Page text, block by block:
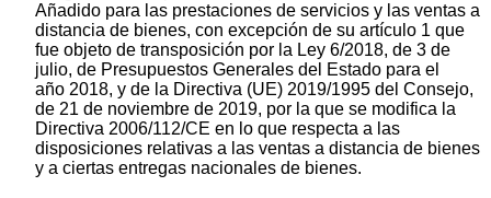
Añadido para las prestaciones de servicios y las ventas a
distancia de bienes, con excepción de su artículo 1 que
fue objeto de transposición por la Ley 6/2018, de 3 de
julio, de Presupuestos Generales del Estado para el
año 2018, y de la Directiva (UE) 2019/1995 del Consejo,
de 21 de noviembre de 2019, por la que se modifica la
Directiva 2006/112/CE en lo que respecta a las
disposiciones relativas a las ventas a distancia de bienes
y a ciertas entregas nacionales de bienes.